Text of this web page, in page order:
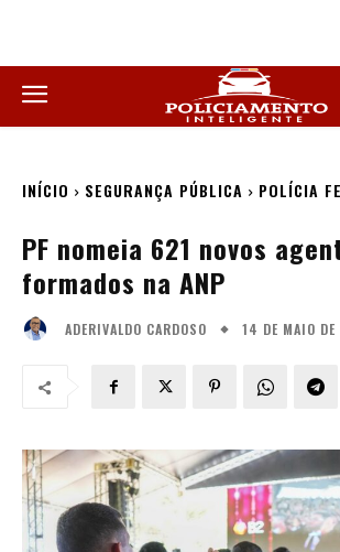
INÍCIO SEGURANÇA PÚBLICA POLÍCIA
PF nomeia 621 novos
formados na ANP
ADERIVALDO CARDOSO 14 DE MAIO